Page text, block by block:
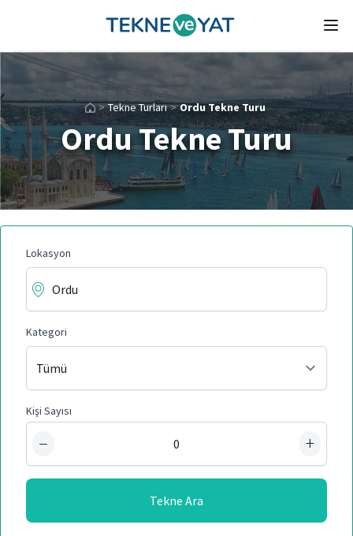
Tekne ve Yat
> Tekne Turları > Ordu Tekne Turu
Ordu Tekne Turu
Lokasyon
Kategori
Kişi Sayısı
− +
Tekne Ara